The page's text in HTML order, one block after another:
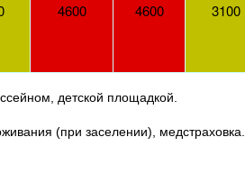
4600 4600 3100
детской площадкой.
(при заселении), медстраховка.